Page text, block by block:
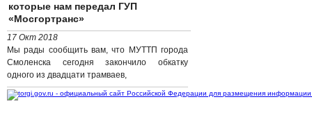
которые нам передал ГУП
«Мосгортранс»
17 Окт 2018
Мы рады сообщить вам, что МУТТП города
Смоленска сегодня закончило обкатку
одного из двадцати трамваев,